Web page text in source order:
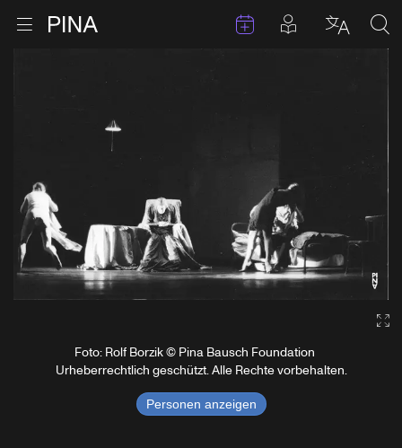
Menu öffnen TermineBeiträge in
Foto: Rolf Borzik © Pina Bausch Foundation
Urheberrechtlich geschützt. Alle Rechte vorbehalten.
Personen anzeigen